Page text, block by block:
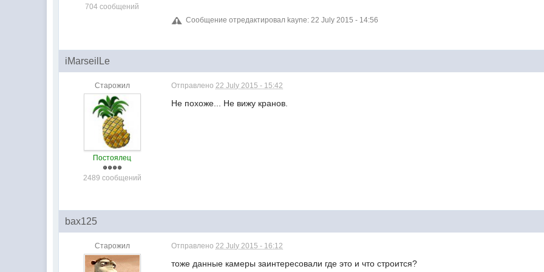
704 сообщений
Сообщение отредактировал kayne: 22 July 2015 - 14:56
iMarseilLe
Старожил
Постоялец
2489 сообщений
Отправлено22 July 2015 - 15:42
Не похоже... Не вижу кранов.
bax125
Старожил Отправлено22 July 2015 - 16:12
тоже данные камеры заинтересовали где это и что строится?